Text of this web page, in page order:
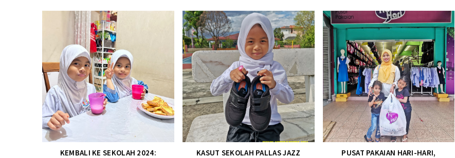
KEMBALI KE SEKOLAH 2024:
KASUT SEKOLAH PALLAS JAZZ
PUSAT PAKAIAN HARI-HARI,